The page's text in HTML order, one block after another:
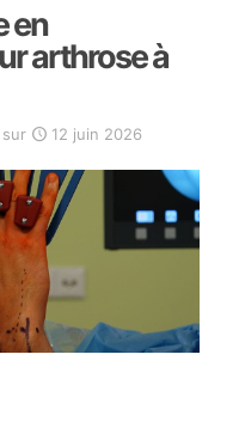
en
arthrose à
sur 12 juin 2026